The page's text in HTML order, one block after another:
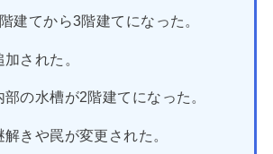
建てから3階建てになった。
された。
の水槽が2階建てになった。
きや罠が変更された。